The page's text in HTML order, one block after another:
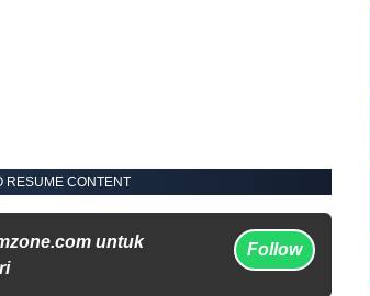
RESUME CONTENT
untuk
Follow